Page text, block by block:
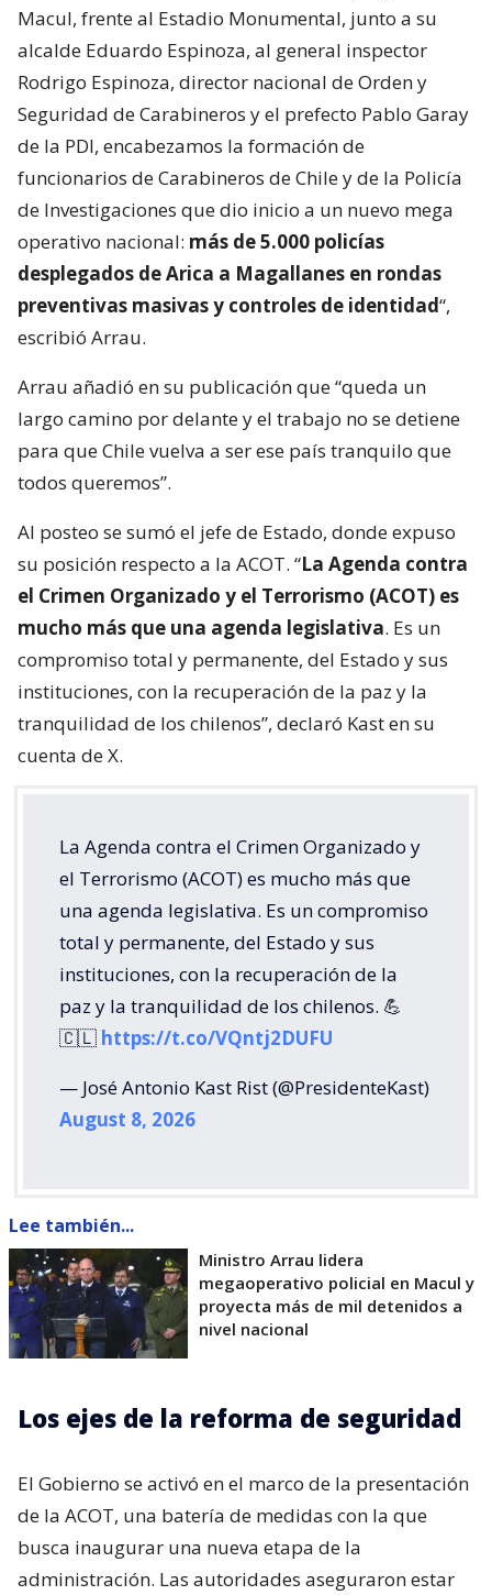
Macul, frente al Estadio Monumental, junto a su
alcalde Eduardo Espinoza, al general inspector
Rodrigo Espinoza, director nacional de Orden y
Seguridad de Carabineros y el prefecto Pablo Garay
de la PDI, encabezamos la formación de
funcionarios de Carabineros de Chile y de la Policía
de Investigaciones que dio inicio a un nuevo mega
operativo nacional: más de 5.000 policías
desplegados de Arica a Magallanes en rondas
preventivas masivas y controles de identidad“,
escribió Arrau.
Arrau añadió en su publicación que “queda un
largo camino por delante y el trabajo no se detiene
para que Chile vuelva a ser ese país tranquilo que
todos queremos”.
Al posteo se sumó el jefe de Estado, donde expuso
su posición respecto a la ACOT. “La Agenda contra
el Crimen Organizado y el Terrorismo (ACOT) es
mucho más que una agenda legislativa. Es un
compromiso total y permanente, del Estado y sus
instituciones, con la recuperación de la paz y la
tranquilidad de los chilenos”, declaró Kast en su
cuenta de X.
La Agenda contra el Crimen Organizado y
el Terrorismo (ACOT) es mucho más que
una agenda legislativa. Es un compromiso
total y permanente, del Estado y sus
instituciones, con la recuperación de la
paz y la tranquilidad de los chilenos. 💪
🇨🇱 https://t.co/VQntj2DUFU
— José Antonio Kast Rist (@PresidenteKast)
August 8, 2026
Lee también...
Ministro Arrau lidera
megaoperativo policial en Macul y
proyecta más de mil detenidos a
nivel nacional
Los ejes de la reforma de seguridad
El Gobierno se activó en el marco de la presentación
de la ACOT, una batería de medidas con la que
busca inaugurar una nueva etapa de la
administración. Las autoridades aseguraron estar